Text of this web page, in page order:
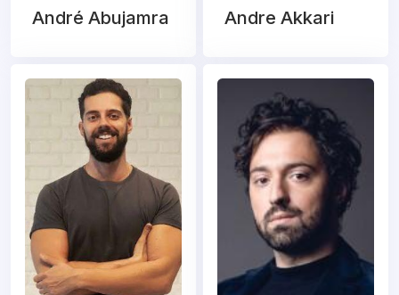
André Abujamra Andre Akkari